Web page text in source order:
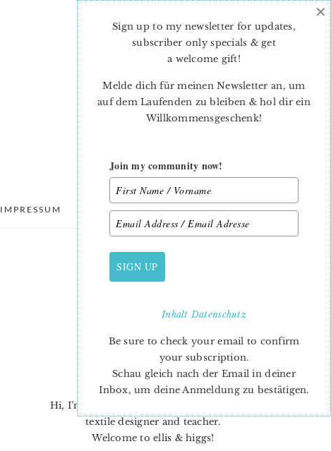
IMPRESSUM DATENSCHUTZ
PRIMARY
SIDEBAR
Hi, I’m Nadra. I’m a quilt pattern designer,
textile designer and teacher.
Welcome to ellis & higgs!
Sign up to my newsletter for updates,
subscriber only specials & get
a welcome gift!
Melde dich für meinen Newsletter an, um
auf dem Laufenden zu bleiben & hol dir ein
Willkommensgeschenk!
Join my community now!
SIGN UP
InhaltDatenschutz
Be sure to check your email to confirm
your subscription.
Schau gleich nach der Email in deiner
Inbox, um deine Anmeldung zu bestätigen.
×